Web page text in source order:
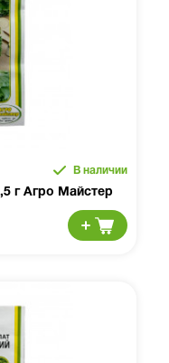
В наличии
г Агро Майстер